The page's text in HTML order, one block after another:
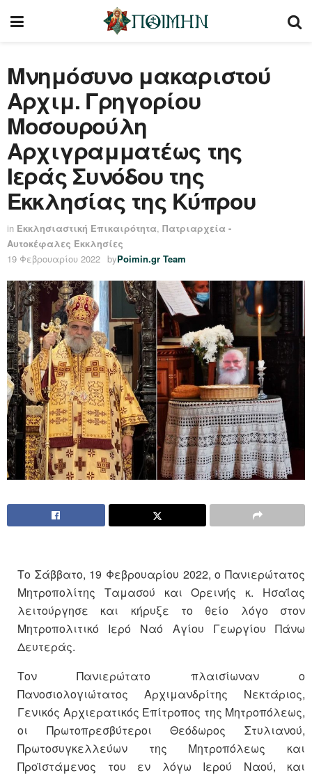
Μνημόσυνο μακαριστού
Αρχιμ. Γρηγορίου
Μοσουρούλη
Αρχιγραμματέως της
Ιεράς Συνόδου της
Εκκλησίας της Κύπρου
in Εκκλησιαστική Επικαιρότητα, Πατριαρχεία -
Αυτοκέφαλες Εκκλησίες
19 Φεβρουαρίου 2022 byPoimin.gr Team
Το Σάββατο, 19 Φεβρουαρίου 2022, ο Πανιερώτατος
Μητροπολίτης Ταμασού και Ορεινής κ. Ησαΐας
λειτούργησε και κήρυξε το θείο λόγο στον
Μητροπολιτικό Ιερό Ναό Αγίου Γεωργίου Πάνω
Δευτεράς.
Τον Πανιερώτατο πλαισίωναν ο
Πανοσιολογιώτατος Αρχιμανδρίτης Νεκτάριος,
Γενικός Αρχιερατικός Επίτροπος της Μητροπόλεως,
οι Πρωτοπρεσβύτεροι Θεόδωρος Στυλιανού,
Πρωτοσυγκελλεύων της Μητροπόλεως και
Προϊστάμενος του εν λόγω Ιερού Ναού, και